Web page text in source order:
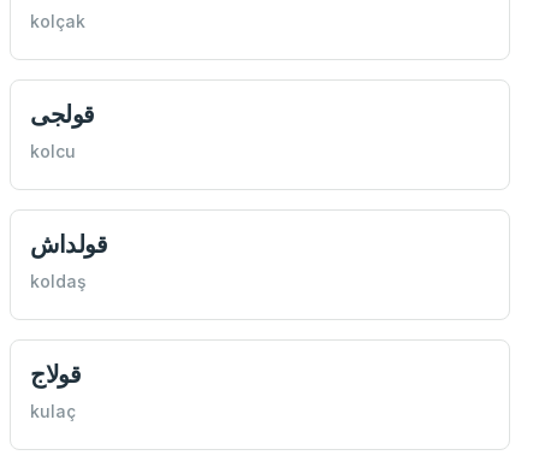
kolçak
قولجی
kolcu
قولداش
koldaş
قولاج
kulaç